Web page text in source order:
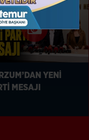
YENİ
MESAJI